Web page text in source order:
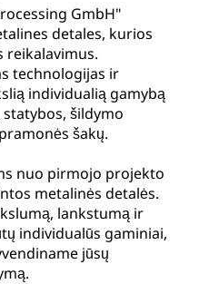
GmbH"
detales, kurios
reikalavimus.
technologijas ir
individualią gamybą
šildymo
šakų.
nuo pirmojo projekto
metalinės detalės.
lankstumą ir
individualūs gaminiai,
jūsų